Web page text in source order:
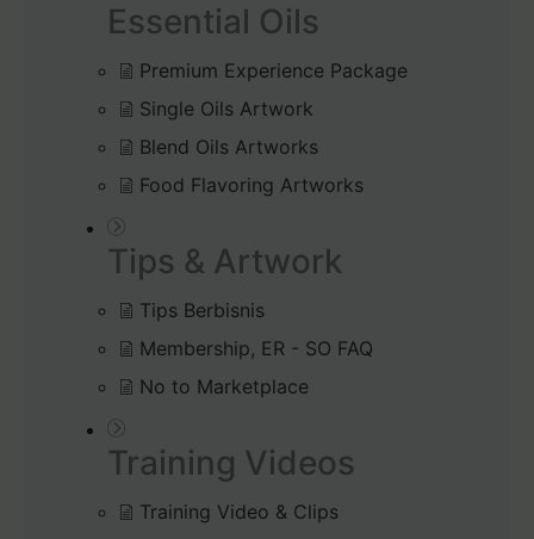
Essential Oils
Premium Experience Package
Single Oils Artwork
Blend Oils Artworks
Food Flavoring Artworks
Tips & Artwork
Tips Berbisnis
Membership, ER - SO FAQ
No to Marketplace
Training Videos
Training Video & Clips